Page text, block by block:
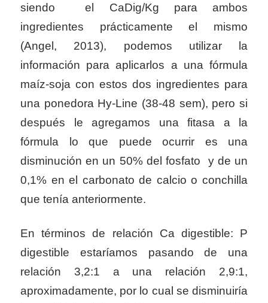
siendo el CaDig/Kg para ambos
ingredientes prácticamente el mismo
(Angel, 2013), podemos utilizar la
información para aplicarlos a una fórmula
maíz-soja con estos dos ingredientes para
una ponedora Hy-Line (38-48 sem), pero si
después le agregamos una fitasa a la
fórmula lo que puede ocurrir es una
disminución en un 50% del fosfato y de un
0,1% en el carbonato de calcio o conchilla
que tenía anteriormente.
En términos de relación Ca digestible: P
digestible estaríamos pasando de una
relación 3,2:1 a una relación 2,9:1,
aproximadamente, por lo cual se disminuiría